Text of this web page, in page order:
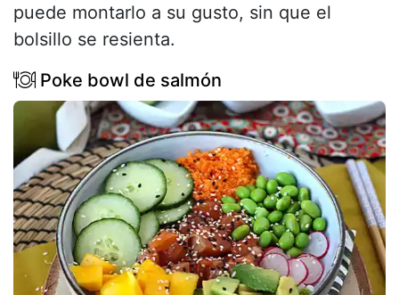
puede montarlo a su gusto, sin que el
bolsillo se resienta.
Poke bowl de salmón